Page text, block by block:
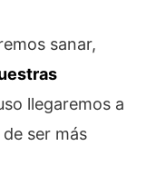
sanar,
llegaremos a
ser más